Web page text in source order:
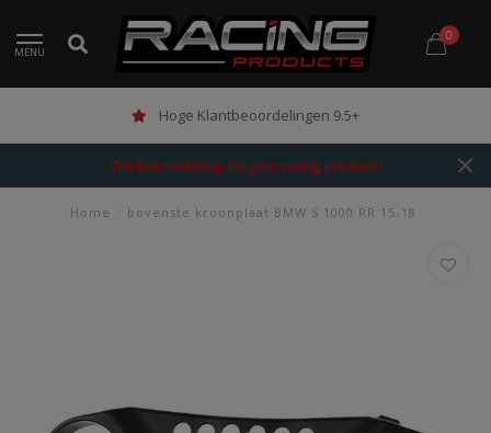
MENU
0
Hoge Klantbeoordelingen 9.5+
The best webshop for your racing products!
Home bovenste kroonplaat BMW S 1000 RR 15-18